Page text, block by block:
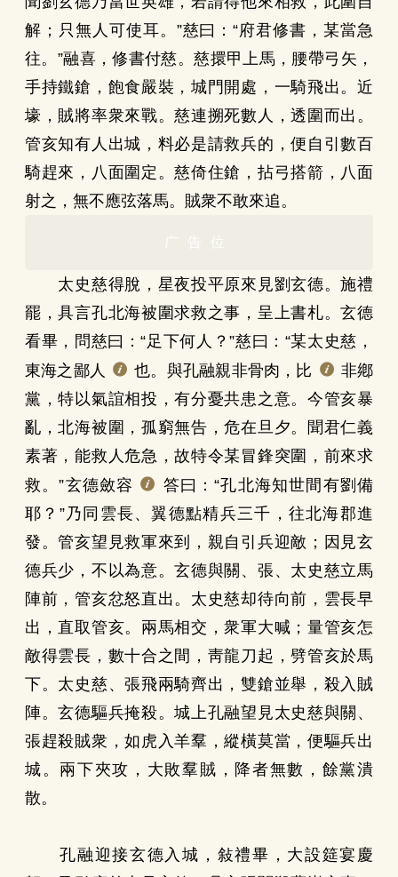
解；只無人可使耳。”慈曰：“府君修書，某當急
往。”融喜，修書付慈。慈擐甲上馬，腰帶弓矢，
手持鐵鎗，飽食嚴裝，城門開處，一騎飛出。近
壕，賊將率衆來戰。慈連搠死數人，透圍而出。
管亥知有人出城，料必是請救兵的，便自引數百
騎趕來，八面圍定。慈倚住鎗，拈弓搭箭，八面
射之，無不應弦落馬。賊衆不敢來追。
广告位
太史慈得脫，星夜投平原來見劉玄德。施禮
罷，具言孔北海被圍求救之事，呈上書札。玄德
看畢，問慈曰：“足下何人？”慈曰：“某太史慈，
東海之鄙人
也。與孔融親非骨肉，比
非鄕
黨，特以氣誼相投，有分憂共患之意。今管亥暴
亂，北海被圍，孤窮無告，危在旦夕。聞君仁義
素著，能救人危急，故特令某冒鋒突圍，前來求
救。”玄德斂容
答曰：“孔北海知世間有劉備
耶？”乃同雲長、翼德點精兵三千，往北海郡進
發。管亥望見救軍來到，親自引兵迎敵；因見玄
德兵少，不以為意。玄德與關、張、太史慈立馬
陣前，管亥忿怒直出。太史慈却待向前，雲長早
出，直取管亥。兩馬相交，衆軍大喊；量管亥怎
敵得雲長，數十合之間，靑龍刀起，劈管亥於馬
下。太史慈、張飛兩騎齊出，雙鎗並舉，殺入賊
陣。玄德驅兵掩殺。城上孔融望見太史慈與關、
張趕殺賊衆，如虎入羊羣，縱橫莫當，便驅兵出
城。兩下夾攻，大敗羣賊，降者無數，餘黨潰
散。
孔融迎接玄德入城，敍禮畢，大設筵宴慶